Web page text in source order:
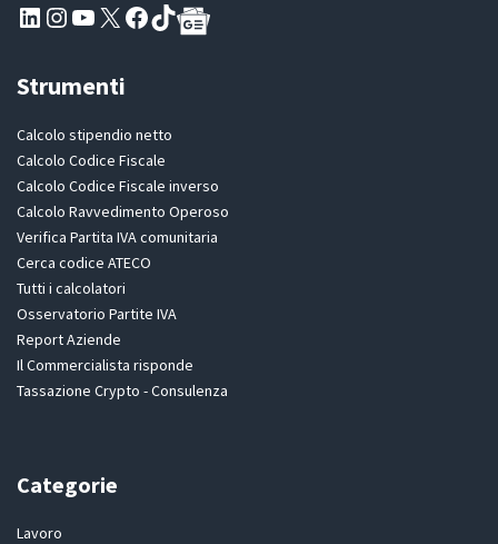
Pagina LinkedIn PartitaIva
Instagram
Canale YouTube Evoluzione - Partitaiva.it
X Segui PartitaIva su Facebook
TikTok
Strumenti
Calcolo stipendio netto
Calcolo Codice Fiscale
Calcolo Codice Fiscale inverso
Calcolo Ravvedimento Operoso
Verifica Partita IVA comunitaria
Cerca codice ATECO
Tutti i calcolatori
Osservatorio Partite IVA
Report Aziende
Il Commercialista risponde
Tassazione Crypto - Consulenza
Categorie
Lavoro